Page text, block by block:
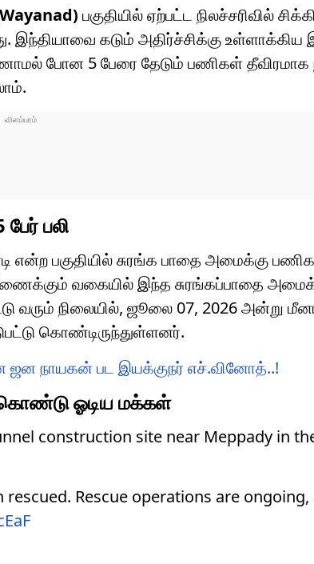
பகுதியில் ஏற்பட்ட நிலச்சரிவில்
கடும் அதிர்ச்சிக்கு உள்ளாக்கிய
போன 5 பேரை தேடும் பணிகள் தீவிரமாக
பலி
என்ற பகுதியில் சுரங்க பாதை அமைக்கு
வகையில் இந்த சுரங்கப்பாதை
நிலையில், ஜூலை 07, 2026 அன்று
கொண்டிருந்துள்ளனர்.
ஜன நாயகன் பட இயக்குநர் எச்.வினோத்..!
ஓடிய மக்கள்
construction site near Meppady in
Rescue operations are